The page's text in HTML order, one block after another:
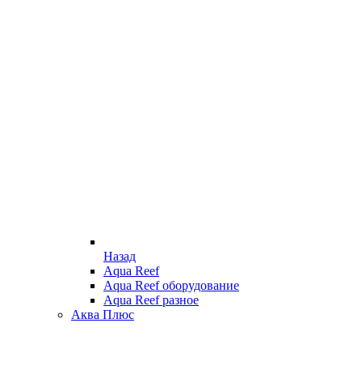
Назад
Aqua Reef
Aqua Reef оборудование
Aqua Reef разное
Аква Плюс